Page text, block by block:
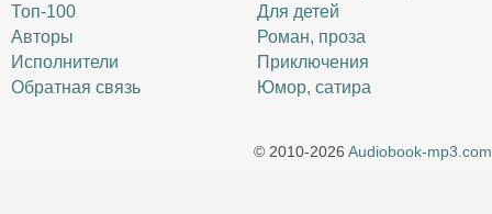
Топ-100
Авторы
Исполнители
Обратная связь
Для детей
Роман, проза
Приключения
Юмор, сатира
© 2010-2026 Audiobook-mp3.com